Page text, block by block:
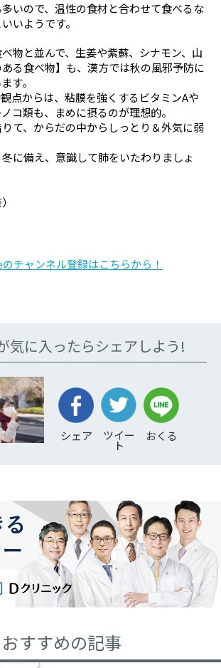
いので、温性の食材と合わせて食べるな
いようです。
物と並んで、生姜や紫蘇、シナモン、山
る食べ物】も、漢方では秋の風邪予防に
す。
点からは、粘膜を強くするビタミンAや
コ類も、まめに摂るのが理想的。
て、からだの中からしっとり＆外気に弱
に備え、意識して肺をいたわりましょ
チャンネル登録はこちらから！
気に入ったらシェアしよう!
シェア ツイー
ト
おくる
おすすめの記事